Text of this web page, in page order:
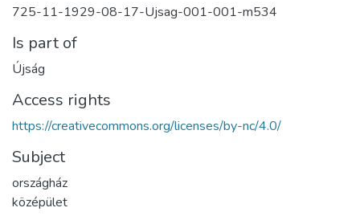
725-11-1929-08-17-Ujsag-001-001-m534
Is part of
Újság
Access rights
https://creativecommons.org/licenses/by-nc/4.0/
Subject
országház
középület